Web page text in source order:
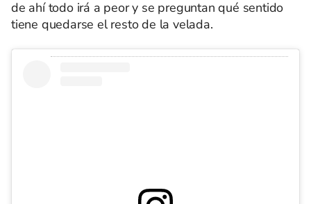
de ahí todo irá a peor y se preguntan qué sentido
tiene quedarse el resto de la velada.